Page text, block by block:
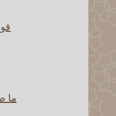
ما